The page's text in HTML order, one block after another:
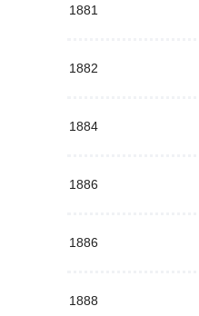
1881
1882
1884
1886
1886
1888